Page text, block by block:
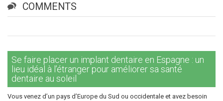
COMMENTS
Se faire placer un implant dentaire en Espagne : un
lieu idéal à l’étranger pour améliorer sa santé
dentaire au soleil
Vous venez d’un pays d’Europe du Sud ou occidentale et avez besoin